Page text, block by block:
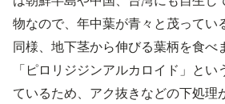
物なので、年中葉が青々と茂ってい
同様、地下茎から伸びる葉柄を食べ
「ピロリジジンアルカロイド」と
ているため、アク抜きなどの下処理